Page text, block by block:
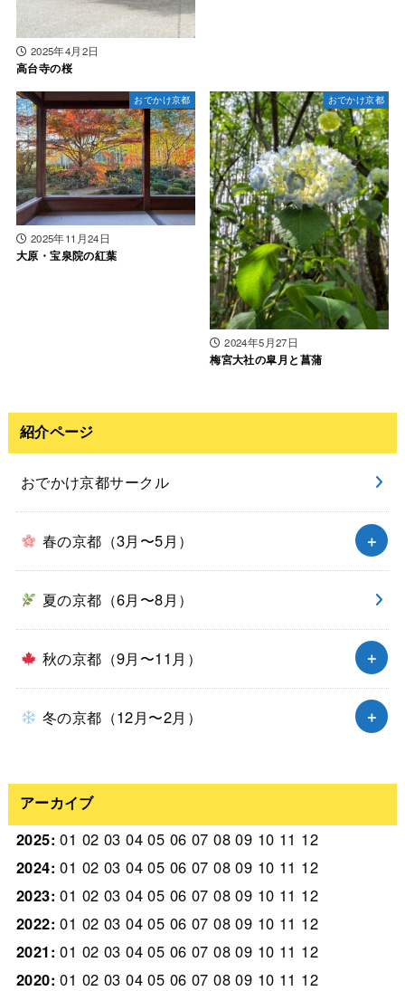
2025年4月2日
高台寺の桜
おでかけ京都
2025年11月24日
大原・宝泉院の紅葉
おでかけ京都
2024年5月27日
梅宮大社の皐月と菖蒲
紹介ページ
おでかけ京都サークル
春の京都（3月〜5月）
夏の京都（6月〜8月）
秋の京都（9月〜11月）
冬の京都（12月〜2月）
アーカイブ
2025:01 02 03 04 05 06 07 08 09 10 11 12
2024:01 02 03 04 05 06 07 08 09 10 11 12
2023:01 02 03 04 05 06 07 08 09 10 11 12
2022:01 02 03 04 05 06 07 08 09 10 11 12
2021:01 02 03 04 05 06 07 08 09 10 11 12
2020:01 02 03 04 05 06 07 08 09 10 11 12